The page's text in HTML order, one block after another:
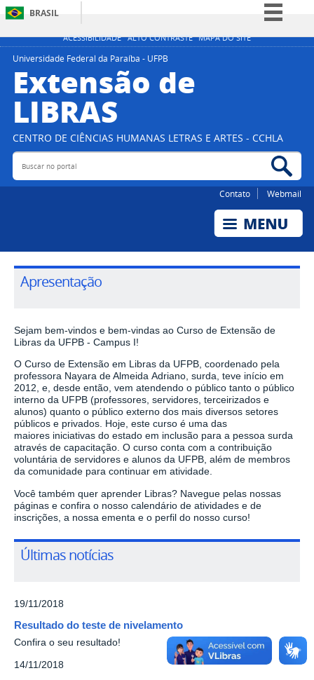
ACESSIBILIDADE ALTO CONTRASTE MAPA DO SITE
BRASIL
Simplifique!
Universidade Federal da Paraíba - UFPB
Extensão de
LIBRAS
CENTRO DE CIÊNCIAS HUMANAS LETRAS E ARTES - CCHLA
Buscar no portal
Contato Webmail
Apresentação
Sejam bem-vindos e bem-vindas ao Curso de Extensão de
Libras da UFPB - Campus I!
O Curso de Extensão em Libras da UFPB, coordenado pela
professora Nayara de Almeida Adriano, surda, teve início em
2012, e, desde então, vem atendendo o público tanto o público
interno da UFPB (professores, servidores, terceirizados e
alunos) quanto o público externo dos mais diversos setores
públicos e privados. Hoje, este curso é uma das
maiores iniciativas do estado em inclusão para a pessoa surda
através de capacitação. O curso conta com a contribuição
voluntária de servidores e alunos da UFPB, além de membros
da comunidade para continuar em atividade.
Você também quer aprender Libras? Navegue pelas nossas
páginas e confira o nosso calendário de atividades e de
inscrições, a nossa ementa e o perfil do nosso curso!
Últimas notícias
19/11/2018
Resultado do teste de nivelamento
Confira o seu resultado!
14/11/2018